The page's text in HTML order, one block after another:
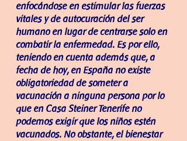
enfocándose en estimular las fuerzas
vitales y de autocuración del ser
humano en lugar de centrarse solo en
combatir la enfermedad. Es por ello,
teniendo en cuenta además que, a
fecha de hoy, en España no existe
obligatoriedad de someter a
vacunación a ninguna persona por lo
que en Casa Steiner Tenerife no
podemos exigir que los niños estén
vacunados. No obstante, el bienestar